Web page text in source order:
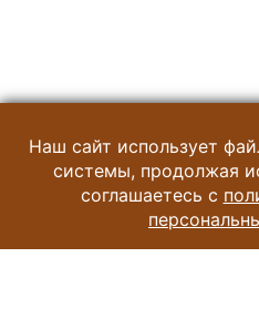
Наш сайт использует
системы, продолжая
соглашаетесь с